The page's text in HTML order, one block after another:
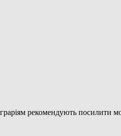
рекомендують посилити